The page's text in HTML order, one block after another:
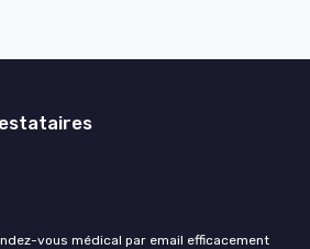
vous médical par email efficacement